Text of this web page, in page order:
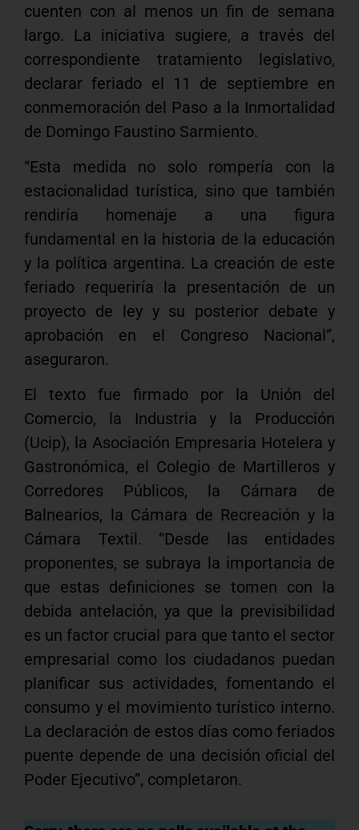
cuenten con al menos un fin de semana
largo. La iniciativa sugiere, a través del
correspondiente tratamiento legislativo,
declarar feriado el 11 de septiembre en
conmemoración del Paso a la Inmortalidad
de Domingo Faustino Sarmiento.
“Esta medida no solo rompería con la
estacionalidad turística, sino que también
rendiría homenaje a una figura
fundamental en la historia de la educación
y la política argentina. La creación de este
feriado requeriría la presentación de un
proyecto de ley y su posterior debate y
aprobación en el Congreso Nacional”,
aseguraron.
El texto fue firmado por la Unión del
Comercio, la Industria y la Producción
(Ucip), la Asociación Empresaria Hotelera y
Gastronómica, el Colegio de Martilleros y
Corredores Públicos, la Cámara de
Balnearios, la Cámara de Recreación y la
Cámara Textil. “Desde las entidades
proponentes, se subraya la importancia de
que estas definiciones se tomen con la
debida antelación, ya que la previsibilidad
es un factor crucial para que tanto el sector
empresarial como los ciudadanos puedan
planificar sus actividades, fomentando el
consumo y el movimiento turístico interno.
La declaración de estos días como feriados
puente depende de una decisión oficial del
Poder Ejecutivo”, completaron.